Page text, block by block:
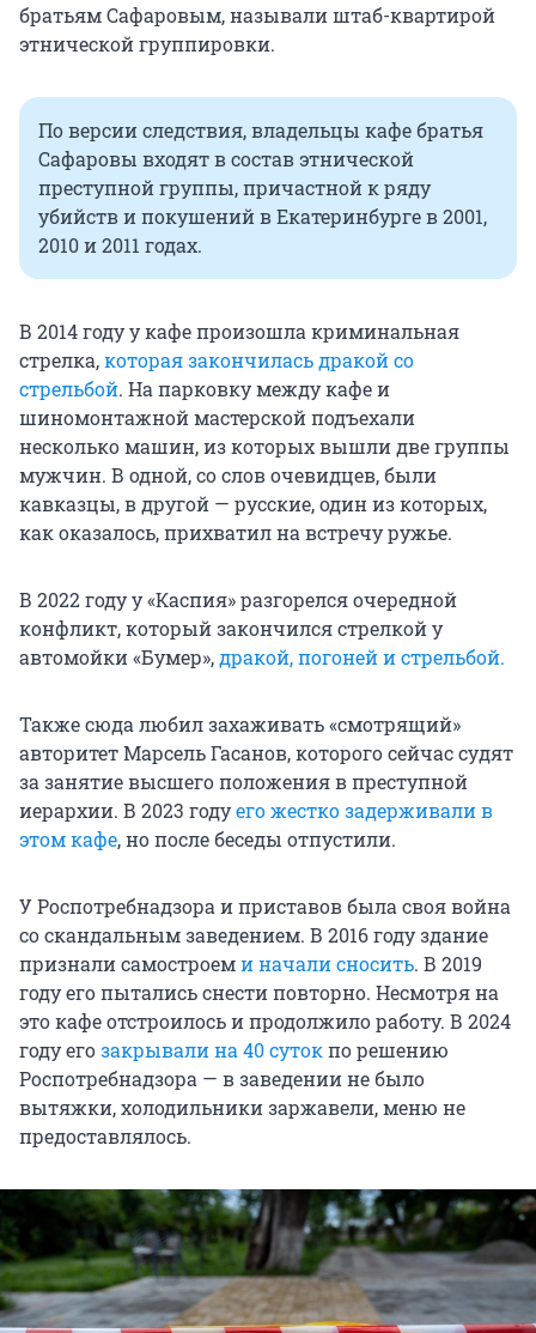
братьям Сафаровым, называли штаб-квартирой
этнической группировки.
По версии следствия, владельцы кафе братья
Сафаровы входят в состав этнической
преступной группы, причастной к ряду
убийств и покушений в Екатеринбурге в 2001,
2010 и 2011 годах.
В 2014 году у кафе произошла криминальная
стрелка,которая закончилась дракой со
стрельбой. На парковку между кафе и
шиномонтажной мастерской подъехали
несколько машин, из которых вышли две группы
мужчин. В одной, со слов очевидцев, были
кавказцы, в другой — русские, один из которых,
как оказалось, прихватил на встречу ружье.
В 2022 году у «Каспия» разгорелся очередной
конфликт, который закончился стрелкой у
автомойки «Бумер»,дракой, погоней и стрельбой.
Также сюда любил захаживать «смотрящий»
авторитет Марсель Гасанов, которого сейчас судят
за занятие высшего положения в преступной
иерархии. В 2023 годуего жестко задерживали в
этом кафе, но после беседы отпустили.
У Роспотребнадзора и приставов была своя война
со скандальным заведением. В 2016 году здание
признали самостроеми начали сносить. В 2019
году его пытались снести повторно. Несмотря на
это кафе отстроилось и продолжило работу. В 2024
году егозакрывали на 40 сутокпо решению
Роспотребнадзора — в заведении не было
вытяжки, холодильники заржавели, меню не
предоставлялось.